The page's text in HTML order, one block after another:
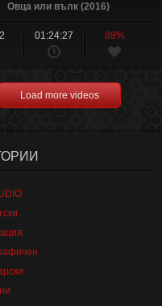
Овца или вълк (2016)
01:24:27 88%
Load more videos